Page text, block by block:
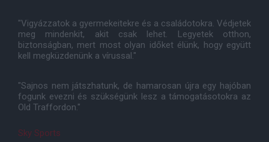
"Vigyázzatok a gyermekeitekre és a családotokra. Védjetek
meg mindenkit, akit csak lehet. Legyetek otthon,
biztonságban, mert most olyan időket élünk, hogy együtt
kell megküzdenünk a vírussal."
"Sajnos nem játszhatunk, de hamarosan újra egy hajóban
fogunk evezni és szükségünk lesz a támogatásotokra az
Old Traffordon."
Sky Sports